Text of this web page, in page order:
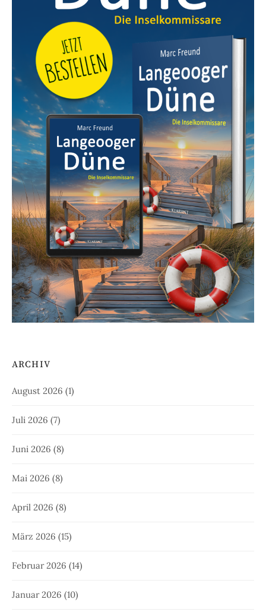
ARCHIV
August 2026 (1)
Juli 2026 (7)
Juni 2026 (8)
Mai 2026 (8)
April 2026 (8)
März 2026 (15)
Februar 2026 (14)
Januar 2026 (10)